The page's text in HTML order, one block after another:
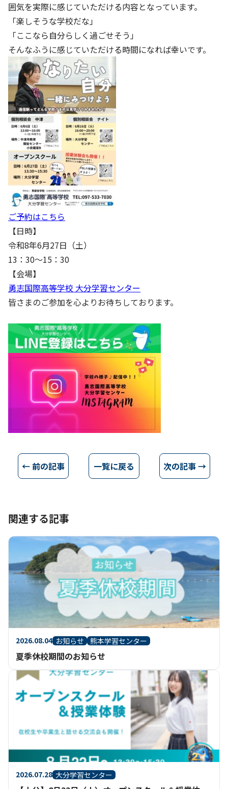
囲気を実際に感じていただける内容となっています。
「楽しそうな学校だな」
「ここなら自分らしく過ごせそう」
そんなふうに感じていただける時間になれば幸いです。
ご予約はこちら
【日時】
令和8年6月27日（土）
13：30～15：30
【会場】
勇志国際高等学校 大分学習センター
皆さまのご参加を心よりお待ちしております。
← 前の記事 一覧に戻る 次の記事 →
関連する記事
2026.08.04 お知らせ 熊本学習センター
夏季休校期間のお知らせ
2026.07.28 大分学習センター